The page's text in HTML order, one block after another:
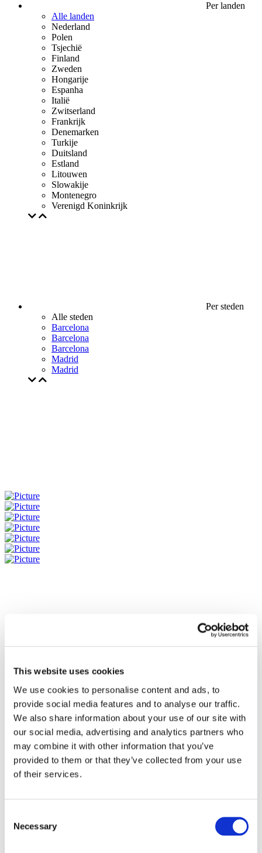
This website uses cookies
We use cookies to personalise content and ads, to
provide social media features and to analyse our traffic.
We also share information about your use of our site with
our social media, advertising and analytics partners who
may combine it with other information that you’ve
provided to them or that they’ve collected from your use
of their services.
Selection
Necessary
Per landen
Alle landen
Nederland
Polen
Tsjechië
Finland
Zweden
Hongarije
Espanha
Italië
Zwitserland
Frankrijk
Denemarken
Turkije
Duitsland
Estland
Litouwen
Slowakije
Montenegro
Verenigd Koninkrijk
Per steden
Alle steden
Barcelona
Barcelona
Barcelona
Madrid
Madrid
Events
Koncerter